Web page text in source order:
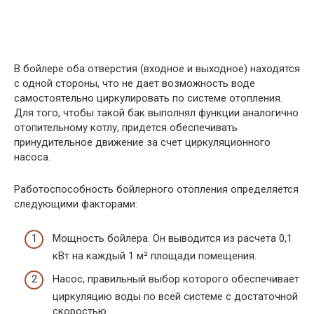
В бойлере оба отверстия (входное и выходное) находятся
с одной стороны, что не дает возможность воде
самостоятельно циркулировать по системе отопления.
Для того, чтобы такой бак выполнял функции аналогично
отопительному котлу, придется обеспечивать
принудительное движение за счет циркуляционного
насоса.
Работоспособность бойлерного отопления определяется
следующими факторами:
Мощность бойлера. Он выводится из расчета 0,1
кВт на каждый 1 м² площади помещения.
Насос, правильный выбор которого обеспечивает
циркуляцию воды по всей системе с достаточной
скоростью.